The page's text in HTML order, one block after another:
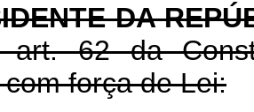
DA
art. 62 da
força de Lei: